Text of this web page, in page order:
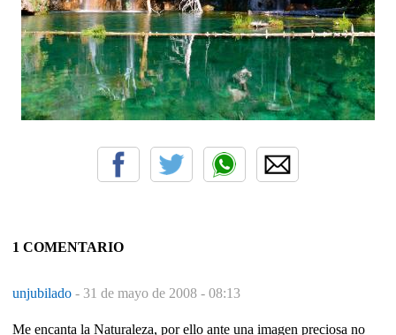
1 COMENTARIO
unjubilado - 31 de mayo de 2008 - 08:13
Me encanta la Naturaleza, por ello ante una imagen preciosa no